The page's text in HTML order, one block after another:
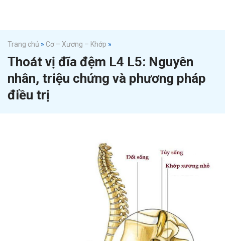
Trang chủ » Cơ – Xương – Khớp »
Thoát vị đĩa đệm L4 L5: Nguyên
nhân, triệu chứng và phương pháp
điều trị